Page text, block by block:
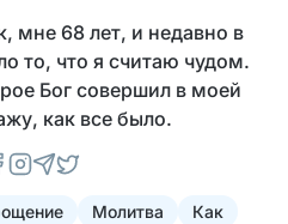
мне 68 лет, и недавно в
то, что я считаю чудом.
Бог совершил в моей
как все было.
Молитва
Как